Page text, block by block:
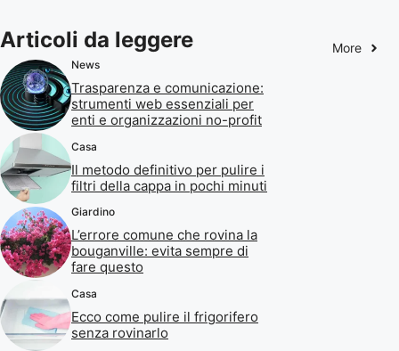
Articoli da leggere More
News
Trasparenza e comunicazione:
strumenti web essenziali per
enti e organizzazioni no-profit
Casa
Il metodo definitivo per pulire i
filtri della cappa in pochi minuti
Giardino
L’errore comune che rovina la
bouganville: evita sempre di
fare questo
Casa
Ecco come pulire il frigorifero
senza rovinarlo